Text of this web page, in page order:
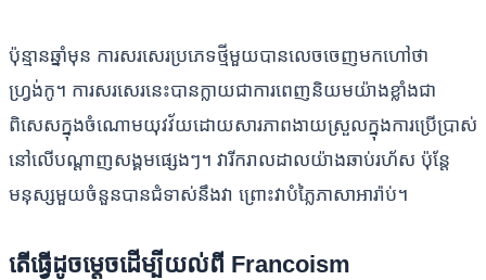
ប៉ុន្មានឆ្នាំមុន ការសរសេរប្រភេទថ្មីមួយបានលេចចេញមកហៅថា
ហ្វ្រង់កូ។ ការ​សរសេរ​នេះ​បាន​ក្លាយ​ជា​ការ​ពេញ​និយម​យ៉ាង​ខ្លាំង​ជា​
ពិសេស​ក្នុង​ចំណោម​យុវវ័យ​ដោយ​សារ​ភាព​ងាយ​ស្រួល​ក្នុង​ការ​ប្រើ​ប្រាស់​
នៅ​លើ​បណ្ដាញ​សង្គម​ផ្សេងៗ។ វារីករាលដាលយ៉ាងឆាប់រហ័ស ប៉ុន្តែ
មនុស្សមួយចំនួនបានជំទាស់នឹងវា ព្រោះវាបំភ្លៃភាសាអារ៉ាប់។
តើធ្វើដូចម្តេចដើម្បីយល់ពី Francoism